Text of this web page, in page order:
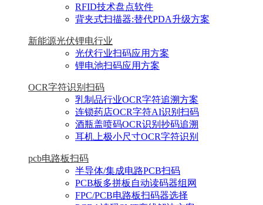
RFID技术盘点软件
背夹式扫描器:替代PDA升级方案
新能源光伏锂电行业
光伏行业扫码应用方案
锂电池扫码应用方案
OCR字符识别扫码
乳制品行业OCR字符追溯方案
连锁药店OCR字符AI识别扫码
酒瓶盖喷码OCR识别抄码追溯
耳机上极小尺寸OCR字符识别
pcb电路板扫码
半导体/集成电路PCB扫码
PCB板多拼板自动读码器组网
FPC/PCB电路板扫码器选择